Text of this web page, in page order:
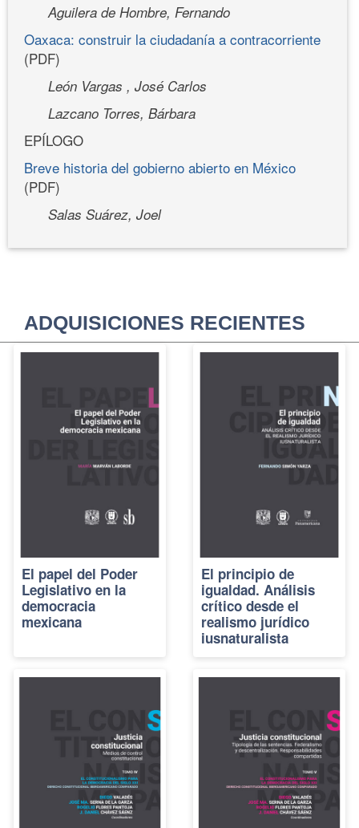
Aguilera de Hombre, Fernando
Oaxaca: construir la ciudadanía a contracorriente
(PDF)
León Vargas , José Carlos
Lazcano Torres, Bárbara
EPÍLOGO
Breve historia del gobierno abierto en México
(PDF)
Salas Suárez, Joel
ADQUISICIONES RECIENTES
El papel del Poder
Legislativo en la
democracia
mexicana
El principio de
igualdad. Análisis
crítico desde el
realismo jurídico
iusnaturalista